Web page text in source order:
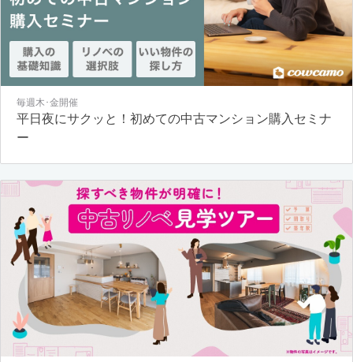
毎週木･金開催
平日夜にサクッと！初めての中古マンション購入セミナ
ー